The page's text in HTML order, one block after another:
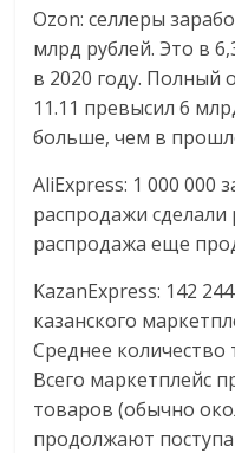
как
знать
как
Сеть
меняет
жизнь
людей
обсудить
эти
изменения
читателем.
Ozon: селлеры
млрд рублей. Это в
в 2020 году. Полный
11.11 превысил 6
больше, чем в
AliExpress: 1 000 000
распродажи сделали
распродажа еще
KazanExpress: 142
казанского
Среднее количество
Всего маркетплейс
товаров (обычно
продолжают